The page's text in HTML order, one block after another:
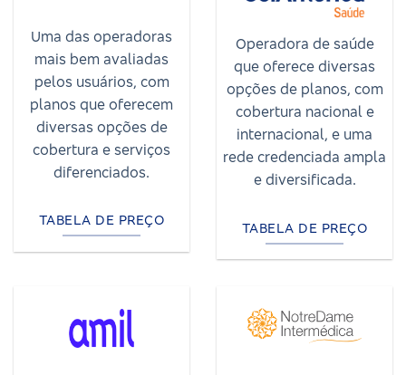
Uma das operadoras
mais bem avaliadas
pelos usuários, com
planos que oferecem
diversas opções de
cobertura e serviços
diferenciados.
TABELA DE PREÇO
Operadora de saúde
que oferece diversas
opções de planos, com
cobertura nacional e
internacional, e uma
rede credenciada ampla
e diversificada.
TABELA DE PREÇO